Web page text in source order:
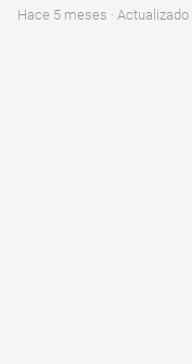
hace 5 meses ·